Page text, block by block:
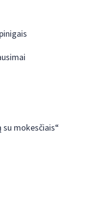
mokesčiais“